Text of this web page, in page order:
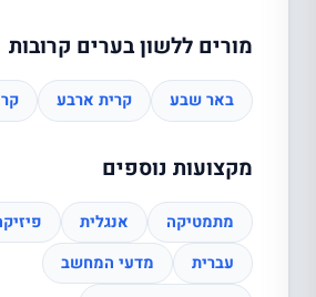
מורים ללשון בערים קרובות
באר שבע קרית ארבע
מקצועות נוספים
מתמטיקה אנגלית
עברית
מדעי המחשב